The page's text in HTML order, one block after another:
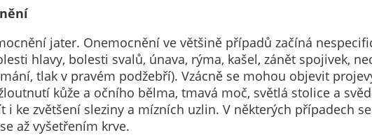
jater. Onemocnění ve většině případů začíná
hlavy, bolesti svalů, únava, rýma, kašel, zánět spojivek,
tlak v pravém podžebří). Vzácně se mohou objevit
kůže a očního bělma, tmavá moč, světlá stolice a
i ke zvětšení sleziny a mízních uzlin. V některých případech
až vyšetřením krve.
cookies
správné
fungování
webu a